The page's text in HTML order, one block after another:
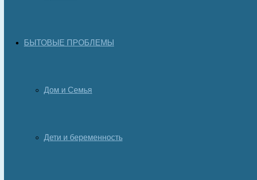
БЫТОВЫЕ ПРОБЛЕМЫ
Дом и Семья
Дети и беременность